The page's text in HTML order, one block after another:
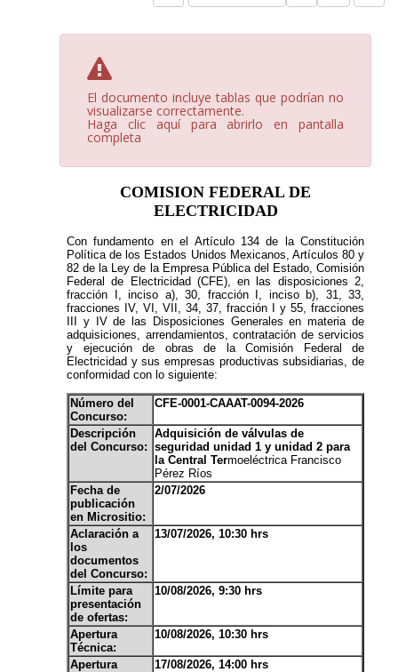
El documento incluye tablas que podrían no
visualizarse correctamente.
Haga clic aquí para abrirlo en pantalla
completa